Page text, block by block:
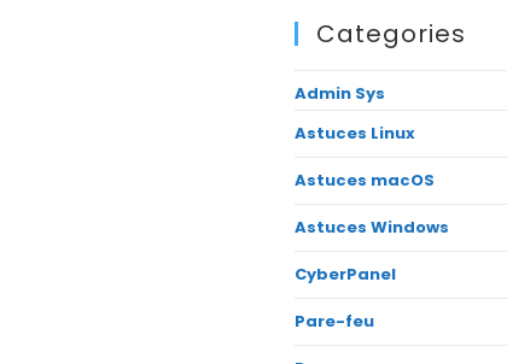
Categories
Admin Sys
Astuces Linux
Astuces macOS
Astuces Windows
CyberPanel
Pare-feu